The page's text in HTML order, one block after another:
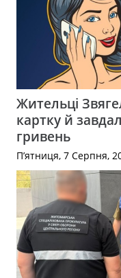
Жительці
картку й
гривень
П’ятниця, 7 Серпня,